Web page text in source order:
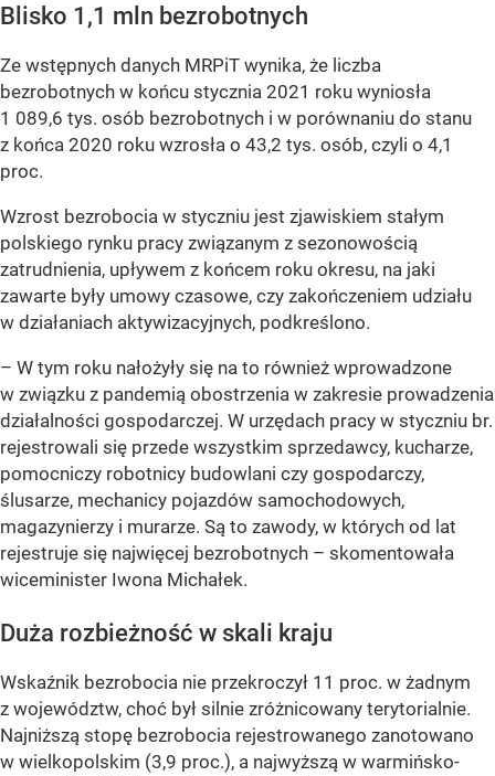
Blisko 1,1 mln bezrobotnych
Ze wstępnych danych MRPiT wynika, że liczba
bezrobotnych w końcu stycznia 2021 roku wyniosła
1 089,6 tys. osób bezrobotnych i w porównaniu do stanu
z końca 2020 roku wzrosła o 43,2 tys. osób, czyli o 4,1
proc.
Wzrost bezrobocia w styczniu jest zjawiskiem stałym
polskiego rynku pracy związanym z sezonowością
zatrudnienia, upływem z końcem roku okresu, na jaki
zawarte były umowy czasowe, czy zakończeniem udziału
w działaniach aktywizacyjnych, podkreślono.
– W tym roku nałożyły się na to również wprowadzone
w związku z pandemią obostrzenia w zakresie prowadzenia
działalności gospodarczej. W urzędach pracy w styczniu br.
rejestrowali się przede wszystkim sprzedawcy, kucharze,
pomocniczy robotnicy budowlani czy gospodarczy,
ślusarze, mechanicy pojazdów samochodowych,
magazynierzy i murarze. Są to zawody, w których od lat
rejestruje się najwięcej bezrobotnych – skomentowała
wiceminister Iwona Michałek.
Duża rozbieżność w skali kraju
Wskaźnik bezrobocia nie przekroczył 11 proc. w żadnym
z województw, choć był silnie zróżnicowany terytorialnie.
Najniższą stopę bezrobocia rejestrowanego zanotowano
w wielkopolskim (3,9 proc.), a najwyższą w warmińsko-